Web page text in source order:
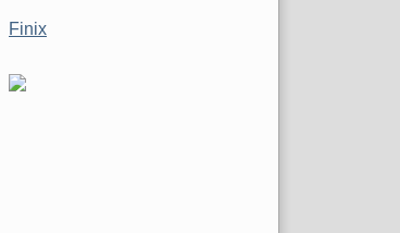
Finix